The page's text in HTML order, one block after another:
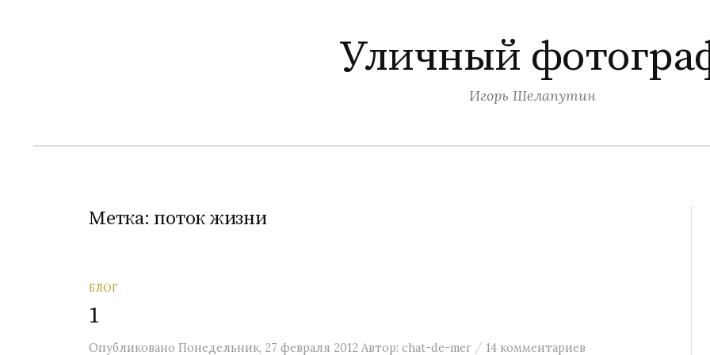
и
Уличный
Игорь Шелапутин
Метка: поток жизни
БЛОГ
1
Опубликовано Понедельник, 27 февраля 2012 Автор: chat-de-mer / 14 комментариев